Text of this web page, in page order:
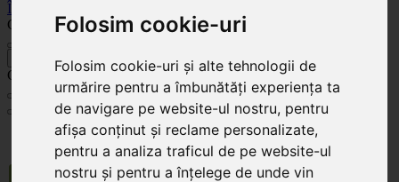
Folosim cookie-uri
Folosim cookie-uri și alte tehnologii de
urmărire pentru a îmbunătăți experiența ta
de navigare pe website-ul nostru, pentru
afișa conținut și reclame personalizate,
pentru a analiza traficul de pe website-ul
nostru și pentru a înțelege de unde vin
Înregistrează-te acum
Celoplast
Celoplast
Transportul este GRATUIT pentru comenzile mai mari de 350 Lei. Comanda minimă în
valoare de 100 Lei. Expediere în 1 - 2 zile lucrătoare.